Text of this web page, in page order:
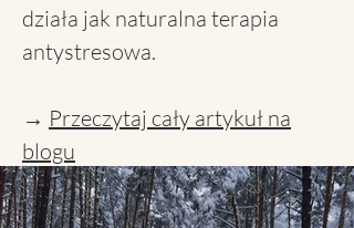
działa jak naturalna terapia
antystresowa.​
​→ Przeczytaj cały artykuł na
blogu